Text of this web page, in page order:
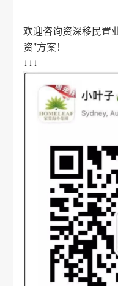
欢迎咨询资深移民置
资”方案！
↓↓↓